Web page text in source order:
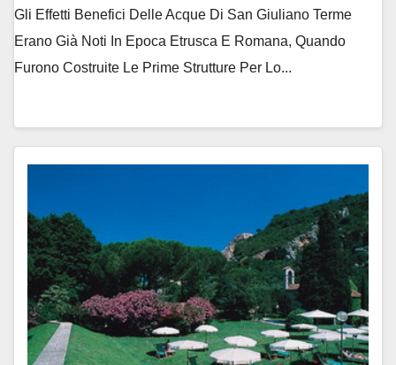
Gli Effetti Benefici Delle Acque Di San Giuliano Terme
Erano Già Noti In Epoca Etrusca E Romana, Quando
Furono Costruite Le Prime Strutture Per Lo...